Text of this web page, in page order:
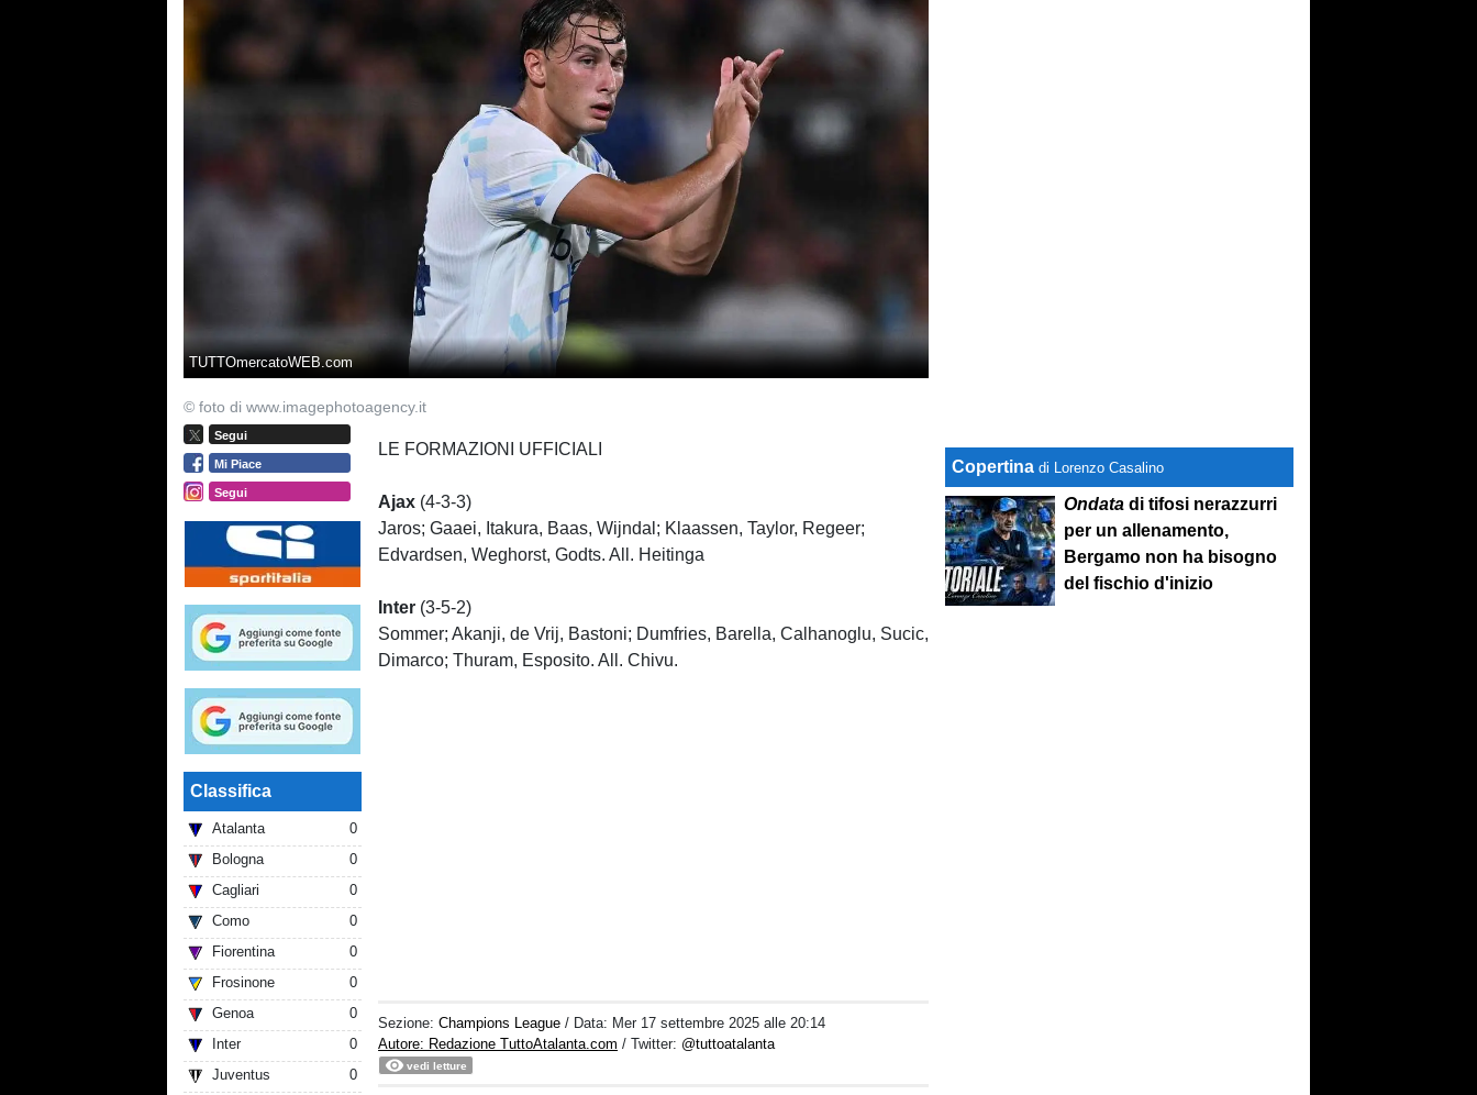
TUTTOmercatoWEB.com
© foto di www.imagephotoagency.it
Segui
Mi Piace
Segui
Classifica
Atalanta
0
Bologna
0
Cagliari
0
Como
0
Fiorentina
0
Frosinone
0
Genoa
0
Inter
0
Juventus
0
LE FORMAZIONI UFFICIALI
Ajax (4-3-3)
Jaros; Gaaei, Itakura, Baas, Wijndal; Klaassen, Taylor, Regeer;
Edvardsen, Weghorst, Godts. All. Heitinga
Inter (3-5-2)
Sommer; Akanji, de Vrij, Bastoni; Dumfries, Barella, Calhanoglu, Sucic,
Dimarco; Thuram, Esposito. All. Chivu.
Sezione:Champions League/ Data: Mer 17 settembre 2025 alle 20:14
Autore: Redazione TuttoAtalanta.com / Twitter: @tuttoatalanta
vedi letture
Copertina di Lorenzo Casalino
Ondata di tifosi nerazzurri
per un allenamento,
Bergamo non ha bisogno
del fischio d'inizio